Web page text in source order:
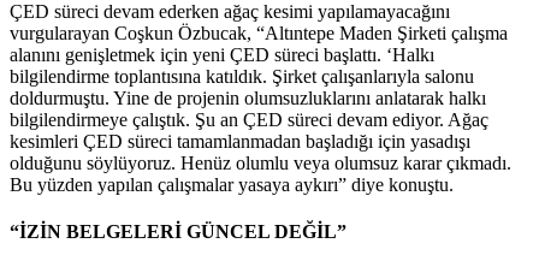
ÇED süreci devam ederken ağaç kesimi yapılamayacağını
vurgularayan Coşkun Özbucak, “Altıntepe Maden Şirketi çalışma
alanını genişletmek için yeni ÇED süreci başlattı. ‘Halkı
bilgilendirme toplantısına katıldık. Şirket çalışanlarıyla salonu
doldurmuştu. Yine de projenin olumsuzluklarını anlatarak halkı
bilgilendirmeye çalıştık. Şu an ÇED süreci devam ediyor. Ağaç
kesimleri ÇED süreci tamamlanmadan başladığı için yasadışı
olduğunu söylüyoruz. Henüz olumlu veya olumsuz karar çıkmadı.
Bu yüzden yapılan çalışmalar yasaya aykırı” diye konuştu.
“İZİN BELGELERİ GÜNCEL DEĞİL”